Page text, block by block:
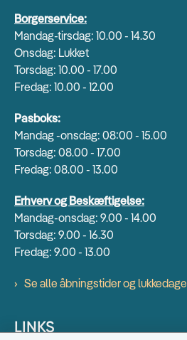
Borgerservice:
Mandag-tirsdag: 10.00 - 14.30
Onsdag: Lukket
Torsdag: 10.00 - 17.00
Fredag: 10.00 - 12.00
Pasboks:
Mandag -onsdag: 08:00 - 15.00
Torsdag: 08.00 - 17.00
Fredag: 08.00 - 13.00
Erhverv og Beskæftigelse:
Mandag-onsdag: 9.00 - 14.00
Torsdag: 9.00 - 16.30
Fredag: 9.00 - 13.00
Se alle åbningstider og lukkedage
LINKS